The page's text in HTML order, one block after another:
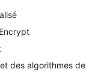
des algorithmes de